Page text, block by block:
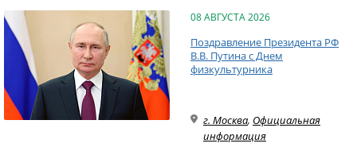
08 АВГУСТА 2026
Поздравление Президента РФ
В.В. Путина с Днем
физкультурника
г. Москва, Официальная
информация